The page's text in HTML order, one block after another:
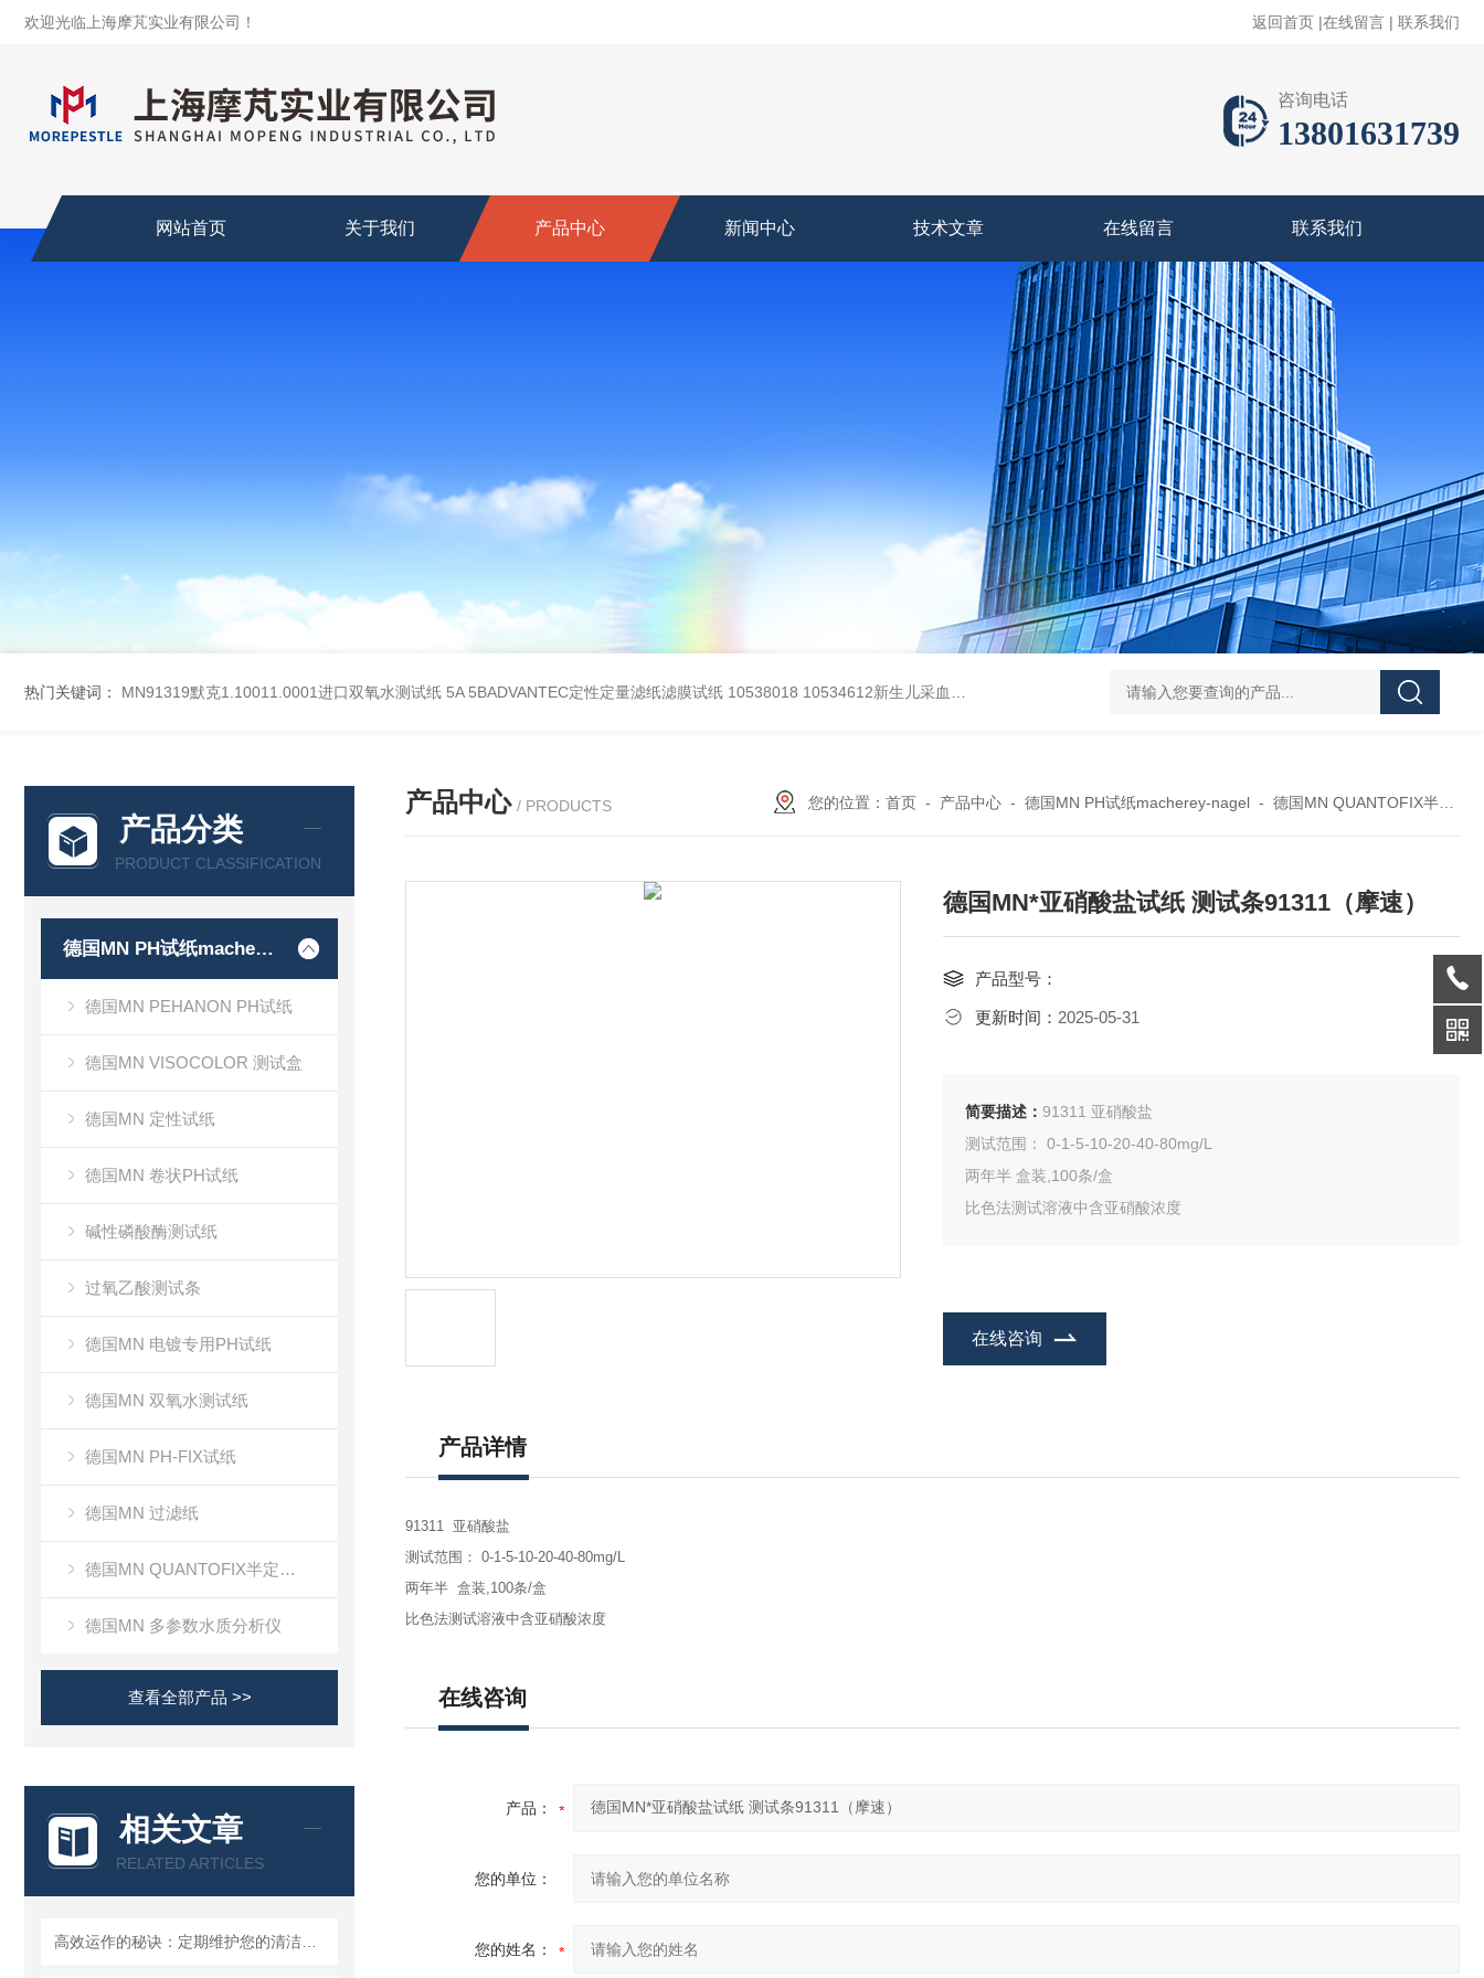
欢迎光临上海摩芃实业有限公司！ 返回首页 |在线留言 | 联系我们
咨询电话
13801631739
网站首页 关于我们 产品中心 新闻中心 技术文章 在线留言 联系我们
热门关键词： MN91319默克1.10011.0001进口双氧水测试纸 5A 5BADVANTEC定性定量滤纸滤膜试纸 10538018 10534612新生儿采血纸 3119-0050无菌339652 23-2263赛默飞离心管 UFC903096 MAP001
产品分类
PRODUCT CLASSIFICATION
德国MN PH试纸macherey-nagel
德国MN PEHANON PH试纸
德国MN VISOCOLOR 测试盒
德国MN 定性试纸
德国MN 卷状PH试纸
碱性磷酸酶测试纸
过氧乙酸测试条
德国MN 电镀专用PH试纸
德国MN 双氧水测试纸
德国MN PH-FIX试纸
德国MN 过滤纸
德国MN QUANTOFIX半定量测试条
德国MN 多参数水质分析仪
查看全部产品 >>
相关文章
RELATED ARTICLES
产品中心 / PRODUCTS 您的位置： 首页- 产品中心- 德国MN PH试纸macherey-nagel- 德国MN QUANTOFIX半定量测试条
德国MN*亚硝酸盐试纸 测试条91311（摩速）
产品型号：
更新时间： 2025-05-31
简要描述：
91311 亚硝酸盐
测试范围： 0-1-5-10-20-40-80mg/L
两年半 盒装,100条/盒
比色法测试溶液中含亚硝酸浓度
在线咨询
产品详情
91311 亚硝酸盐
测试范围： 0-1-5-10-20-40-80mg/L
两年半 盒装,100条/盒
比色法测试溶液中含亚硝酸浓度
在线咨询
产品：
您的单位：
您的姓名：